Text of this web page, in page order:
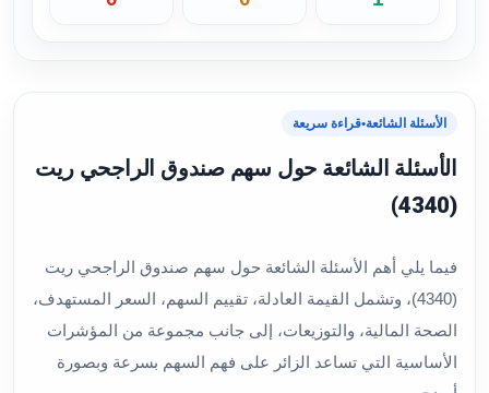
الأسئلة الشائعة•قراءة سريعة
الأسئلة الشائعة حول سهم صندوق الراجحي ريت
(4340)
فيما يلي أهم الأسئلة الشائعة حول سهم صندوق الراجحي ريت
(4340)، وتشمل القيمة العادلة، تقييم السهم، السعر المستهدف،
الصحة المالية، والتوزيعات، إلى جانب مجموعة من المؤشرات
الأساسية التي تساعد الزائر على فهم السهم بسرعة وبصورة